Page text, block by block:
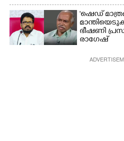
'ഷെഡ്
ഭീഷണി
രാഗേഷ്